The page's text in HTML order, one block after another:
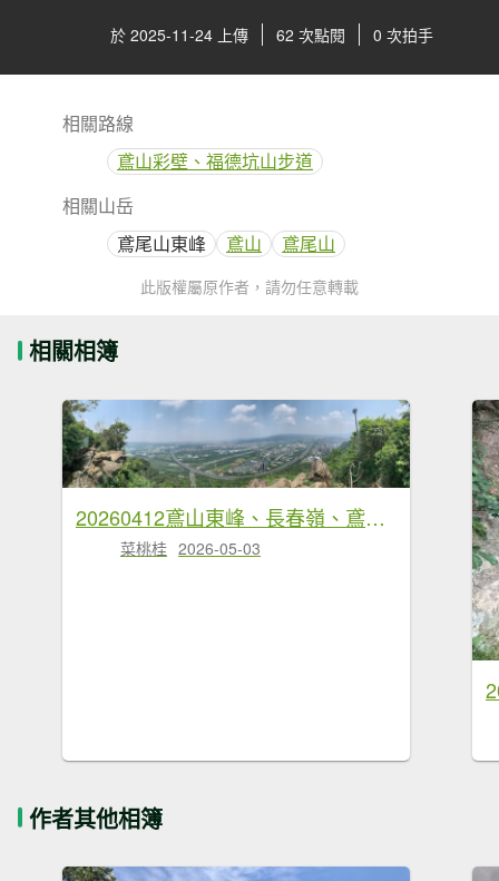
於 2025-11-24 上傳 62 次點閱 0 次拍手
相關路線
鳶山彩壁、福德坑山步道
相關山岳
鳶尾山東峰
鳶山 鳶尾山
此版權屬原作者，請勿任意轉載
相關相簿
20260412鳶山東峰、長春嶺、鳶山（福德坑山）三角點、鳶山彩壁、鳶山岩、光復紀念鐘
菜桃桂 2026-05-03
作者其他相簿